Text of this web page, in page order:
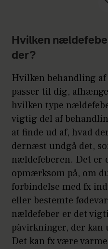
former. Ofte
som kan
større,
Kløende
opstår
Nælderne/
forsvinder
igen
kroppen
Hævelse i
hudlag
Hvilken
der?
Hvilken behandling
passer til dig,
hvilken type
vigtig del af
at finde ud af, hvad
dernæst undgå det,
nældefeberen. Det
opmærksom på, om
forbindelse med fx
eller bestemte
nældefeber er det
påvirkninger, der kan
Det kan fx være